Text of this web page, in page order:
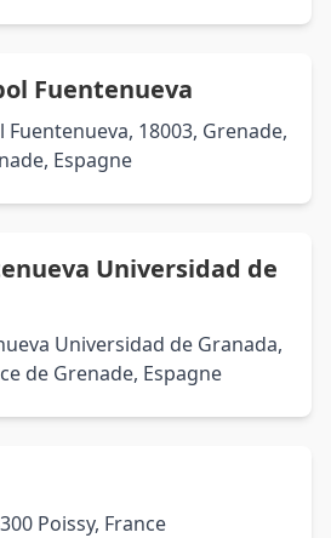
Fuentenueva
18003, Grenade,
Espagne
Universidad de
Universidad de Granada,
de Grenade, Espagne
Poissy, France